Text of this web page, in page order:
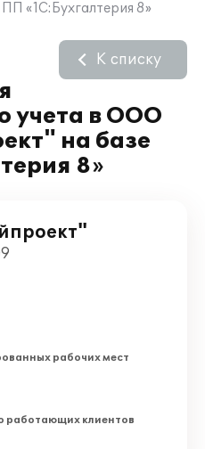
«1С:Бухгалтерия 8»
учета в ООО
на базе
8»
К списку
рабочих мест
работающих клиентов